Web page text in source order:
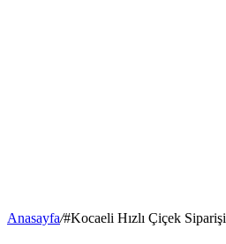
Anasayfa/#Kocaeli Hızlı Çiçek Siparişi